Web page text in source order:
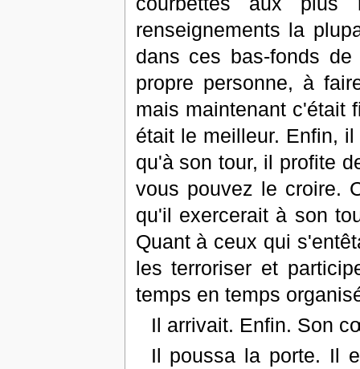
renseignements la
dans ces bas-fonds
propre personne, à
mais maintenant c'était
était le meilleur. Enfin,
qu'à son tour, il profite
vous pouvez le croire.
qu'il exercerait à son
Quant à ceux qui
les terroriser et
temps en temps
Il arrivait. Enfin. Son
Il poussa la porte. Il